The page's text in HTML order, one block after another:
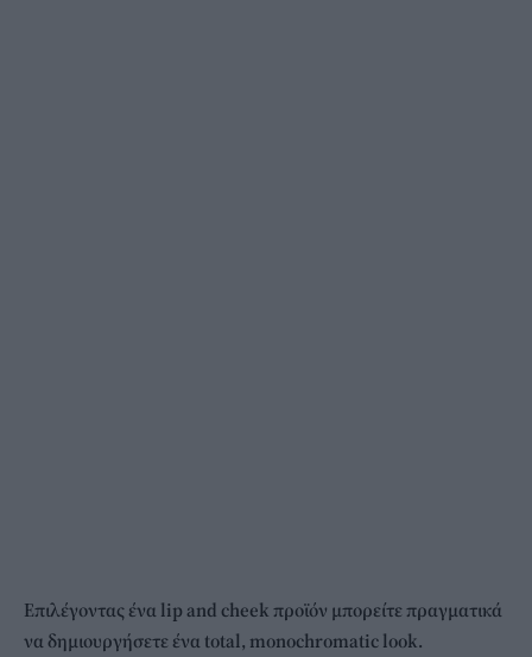
Επιλέγοντας ένα lip and cheek προϊόν μπορείτε πραγματικά
να δημιουργήσετε ένα total, monochromatic look.